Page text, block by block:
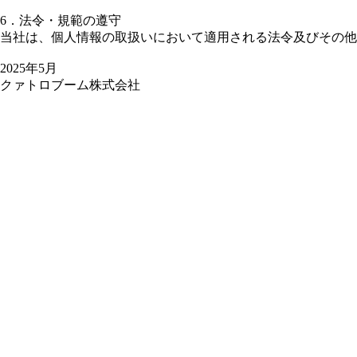
6．法令・規範の遵守
当社は、個人情報の取扱いにおいて適用される法令及びその他
2025年5月
クァトロブーム株式会社